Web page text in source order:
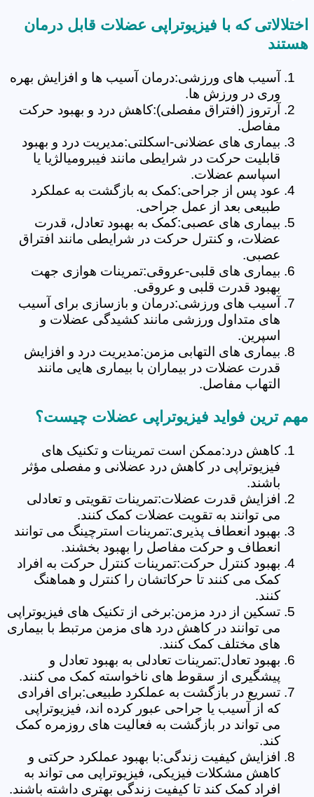
اختلالاتی که با فیزیوتراپی عضلات قابل درمان
هستند
آسیب های ورزشی:درمان آسیب ها و افزایش بهره
وری در ورزش ها.
آرتروز (افتراق مفصلی):کاهش درد و بهبود حرکت
مفاصل.
بیماری های عضلانی-اسکلتی:مدیریت درد و بهبود
قابلیت حرکت در شرایطی مانند فیبرومیالژیا یا
اسپاسم عضلات.
عود پس از جراحی:کمک به بازگشت به عملکرد
طبیعی بعد از عمل جراحی.
بیماری های عصبی:کمک به بهبود تعادل، قدرت
عضلات، و کنترل حرکت در شرایطی مانند افتراق
عصبی.
بیماری های قلبی-عروقی:تمرینات هوازی جهت
بهبود قدرت قلبی و عروقی.
آسیب های ورزشی:درمان و بازسازی برای آسیب
های متداول ورزشی مانند کشیدگی عضلات و
اسپرین.
بیماری های التهابی مزمن:مدیریت درد و افزایش
قدرت عضلات در بیماران با بیماری هایی مانند
التهاب مفاصل.
مهم ترین فواید فیزیوتراپی عضلات چیست؟
کاهش درد:ممکن است تمرینات و تکنیک های
فیزیوتراپی در کاهش درد عضلانی و مفصلی مؤثر
باشند.
افزایش قدرت عضلات:تمرینات تقویتی و تعادلی
می توانند به تقویت عضلات کمک کنند.
بهبود انعطاف پذیری:تمرینات استرچینگ می توانند
انعطاف و حرکت مفاصل را بهبود بخشند.
بهبود کنترل حرکت:تمرینات کنترل حرکت به افراد
کمک می کنند تا حرکاتشان را کنترل و هماهنگ
کنند.
تسکین از درد مزمن:برخی از تکنیک های فیزیوتراپی
می توانند در کاهش درد های مزمن مرتبط با بیماری
های مختلف کمک کنند.
بهبود تعادل:تمرینات تعادلی به بهبود تعادل و
پیشگیری از سقوط های ناخواسته کمک می کنند.
تسریع در بازگشت به عملکرد طبیعی:برای افرادی
که از آسیب یا جراحی عبور کرده اند، فیزیوتراپی
می تواند در بازگشت به فعالیت های روزمره کمک
کند.
افزایش کیفیت زندگی:با بهبود عملکرد حرکتی و
کاهش مشکلات فیزیکی، فیزیوتراپی می تواند به
افراد کمک کند تا کیفیت زندگی بهتری داشته باشند.